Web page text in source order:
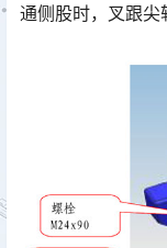
通侧股时，叉跟尖